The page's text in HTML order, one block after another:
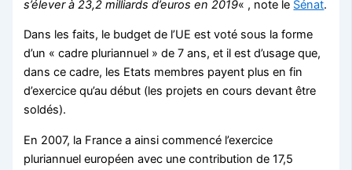
s’élever à 23,2 milliards d’euros en 2019« , note le Sénat.
Dans les faits, le budget de l’UE est voté sous la forme
d’un « cadre pluriannuel » de 7 ans, et il est d’usage que,
dans ce cadre, les Etats membres payent plus en fin
d’exercice qu’au début (les projets en cours devant être
soldés).
En 2007, la France a ainsi commencé l’exercice
pluriannuel européen avec une contribution de 17,5